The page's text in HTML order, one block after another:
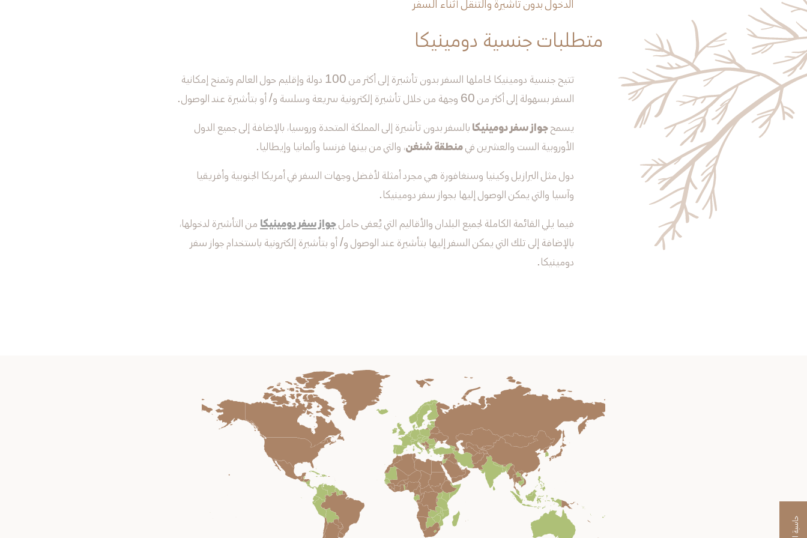
الدخول بدون تأشيرة والتنقل أثناء السفر
متطلبات جنسية دومينيكا
تتيح جنسية دومينيكا لحاملها السفر بدون تأشيرة إلى أكثر من 100 دولة وإقليم حول العالم وتمنح إمكانية
السفر بسهولة إلى أكثر من 60 وجهة من خلال تأشيرة إلكترونية سريعة وسلسة و/ أو بتأشيرة عند الوصول.
يسمحجواز سفر دومينيكا بالسفر بدون تأشيرة إلى المملكة المتحدة وروسيا، بالإضافة إلى جميع الدول
الأوروبية الست والعشرين فيمنطقة شنغن، والتي من بينها فرنسا وألمانيا وإيطاليا.
دول مثل البرازيل وكينيا وسنغافورة هي مجرد أمثلة لأفضل وجهات السفر في أمريكا الجنوبية وأفريقيا
وآسيا والتي يمكن الوصول إليها بجواز سفر دومينيكا.
فيما يلي القائمة الكاملة لجميع البلدان والأقاليم التي يُعفى حاملجواز سفر دومينيكا من التأشيرة لدخولها،
بالإضافة إلى تلك التي يمكن السفر إليها بتأشيرة عند الوصول و/ أو بتأشيرة إلكترونية باستخدام جواز سفر
دومينيكا.